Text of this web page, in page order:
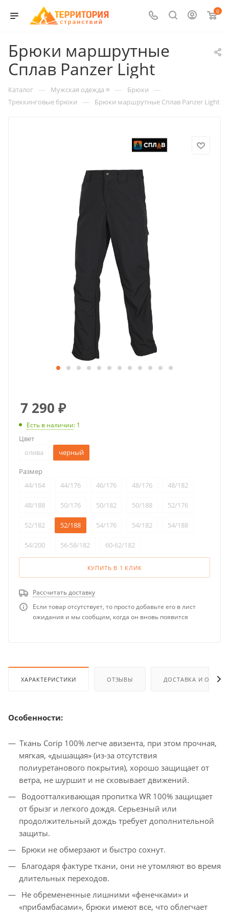
0
Брюки маршрутные
Сплав Panzer Light
Каталог — Мужская одежда ≡ — Брюки —
Треккинговые брюки — Брюки маршрутные Сплав Panzer Light
7 290 ₽
Есть в наличии: 1
Цвет
олива
черный
Размер
44/164
44/176 46/176 48/176 48/182
48/188 50/176 50/182 50/188 52/176
52/182 52/188 54/176 54/182 54/188
54/200 56-58/182 60-62/182
КУПИТЬ В 1 КЛИК
Рассчитать доставку
Если товар отсутствует, то просто добавьте его в лист
ожидания и мы сообщим, когда он вновь появится
ХАРАКТЕРИСТИКИ ОТЗЫВЫ ДОСТАВКА И
Особенности:
Ткань Corip 100% легче авизента, при этом прочная,
мягкая, «дышащая» (из-за отсутствия
полиуретанового покрытия), хорошо защищает от
ветра, не шуршит и не сковывает движений.
Водоотталкивающая пропитка WR 100% защищает
от брызг и легкого дождя. Серьезный или
продолжительный дождь требует дополнительной
защиты.
Брюки не обмерзают и быстро сохнут.
Благодаря фактуре ткани, они не утомляют во время
длительных переходов.
Не обремененные лишними «фенечками» и
«прибамбасами», брюки имеют все, что облегчает